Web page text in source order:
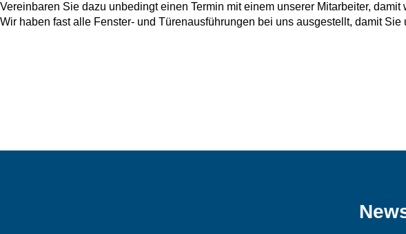
Vereinbaren Sie dazu unbedingt einen Termin mit einem unserer Mitarbeiter,
Wir haben fast alle Fenster- und Türenausführungen bei uns ausgestellt, damit